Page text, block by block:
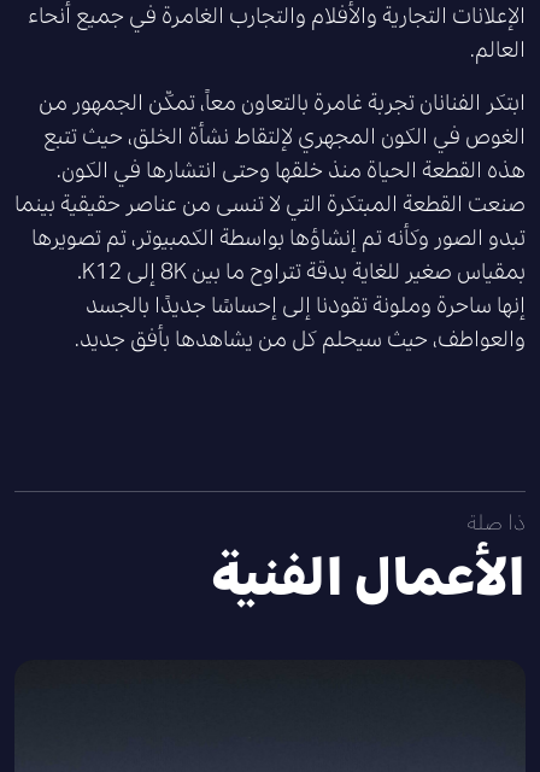
الإعلانات التجارية والأفلام والتجارب الغامرة في جميع أنحاء
العالم.
ابتكر الفنانان تجربة غامرة بالتعاون معاً، تمكّن الجمهور من
الغوص في الكون المجهري لإلتقاط نشأة الخلق، حيث تتبع
هذه القطعة الحياة منذ خلقها وحتى انتشارها في الكون.
صنعت القطعة المبتكرة التي لا تنسى من عناصر حقيقية بينما
تبدو الصور وكأنه تم إنشاؤها بواسطة الكمبيوتر، تم تصويرها
بمقياس صغير للغاية بدقة تتراوح ما بين 8K إلى K12.
إنها ساحرة وملونة تقودنا إلى إحساسًا جديدًا بالجسد
والعواطف، حيث سيحلم كل من يشاهدها بأفق جديد.
ذا صلة
الأعمال الفنية